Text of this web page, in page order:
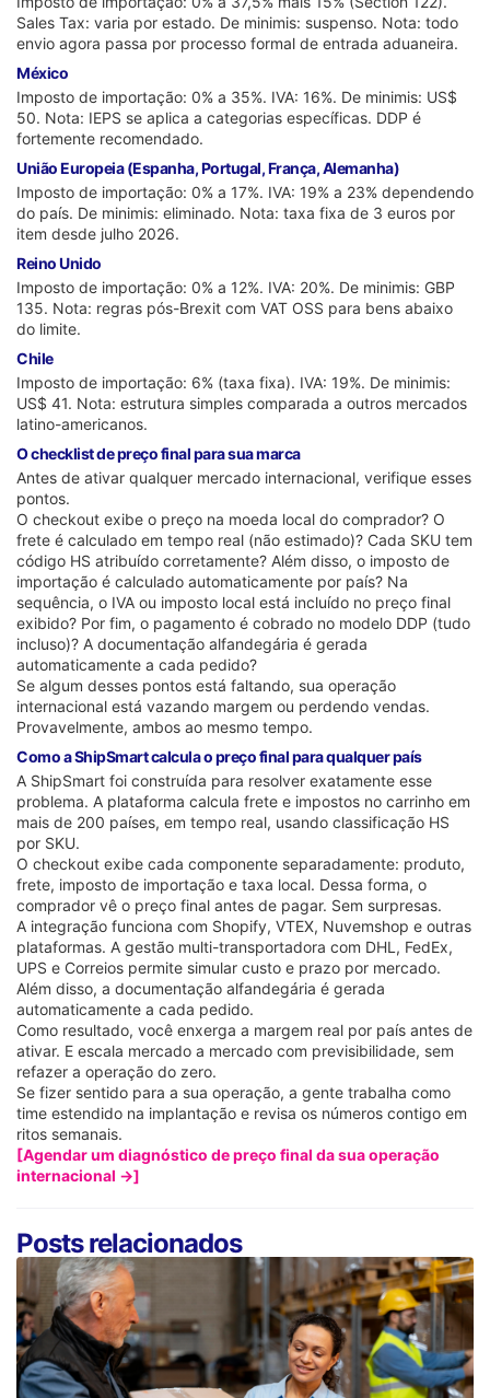
Sales Tax: varia por estado. De minimis: suspenso. Nota: todo
envio agora passa por processo formal de entrada aduaneira.
México
Imposto de importação: 0% a 35%. IVA: 16%. De minimis: US$
50. Nota: IEPS se aplica a categorias específicas. DDP é
fortemente recomendado.
União Europeia (Espanha, Portugal, França, Alemanha)
Imposto de importação: 0% a 17%. IVA: 19% a 23% dependendo
do país. De minimis: eliminado. Nota: taxa fixa de 3 euros por
item desde julho 2026.
Reino Unido
Imposto de importação: 0% a 12%. IVA: 20%. De minimis: GBP
135. Nota: regras pós-Brexit com VAT OSS para bens abaixo
do limite.
Chile
Imposto de importação: 6% (taxa fixa). IVA: 19%. De minimis:
US$ 41. Nota: estrutura simples comparada a outros mercados
latino-americanos.
O checklist de preço final para sua marca
Antes de ativar qualquer mercado internacional, verifique esses
pontos.
O checkout exibe o preço na moeda local do comprador? O
frete é calculado em tempo real (não estimado)? Cada SKU tem
código HS atribuído corretamente? Além disso, o imposto de
importação é calculado automaticamente por país? Na
sequência, o IVA ou imposto local está incluído no preço final
exibido? Por fim, o pagamento é cobrado no modelo DDP (tudo
incluso)? A documentação alfandegária é gerada
automaticamente a cada pedido?
Se algum desses pontos está faltando, sua operação
internacional está vazando margem ou perdendo vendas.
Provavelmente, ambos ao mesmo tempo.
Como a ShipSmart calcula o preço final para qualquer país
A ShipSmart foi construída para resolver exatamente esse
problema. A plataforma calcula frete e impostos no carrinho em
mais de 200 países, em tempo real, usando classificação HS
por SKU.
O checkout exibe cada componente separadamente: produto,
frete, imposto de importação e taxa local. Dessa forma, o
comprador vê o preço final antes de pagar. Sem surpresas.
A integração funciona com Shopify, VTEX, Nuvemshop e outras
plataformas. A gestão multi-transportadora com DHL, FedEx,
UPS e Correios permite simular custo e prazo por mercado.
Além disso, a documentação alfandegária é gerada
automaticamente a cada pedido.
Como resultado, você enxerga a margem real por país antes de
ativar. E escala mercado a mercado com previsibilidade, sem
refazer a operação do zero.
Se fizer sentido para a sua operação, a gente trabalha como
time estendido na implantação e revisa os números contigo em
ritos semanais.
[Agendar um diagnóstico de preço final da sua operação
internacional →]
Posts relacionados